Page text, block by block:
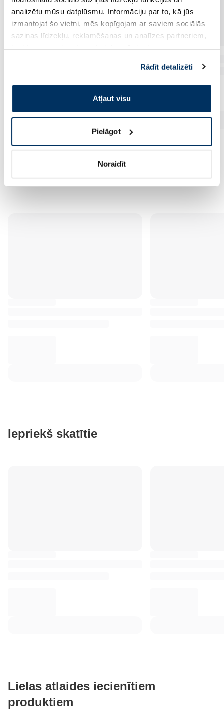
analizētu mūsu datplūsmu. Informāciju par to, kā jūs
izmantojat šo vietni, mēs kopīgojam ar saviem sociālās
saziņas līdzekļu, reklamēšanas un analīzes partneriem,
pakalpojumus. Ja piekrītat šo papildu sīkdatņu
izmantošanai, lūdzu, atzīmējiet savu izvēli:
Rādīt detalizēti
Atļaut visu
Pielāgot
Noraidīt
Iepriekš skatītie
Lielas atlaides iecienītiem
produktiem